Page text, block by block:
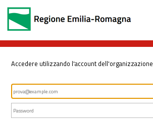
Accedere utilizzando l'account dell'organizzazione